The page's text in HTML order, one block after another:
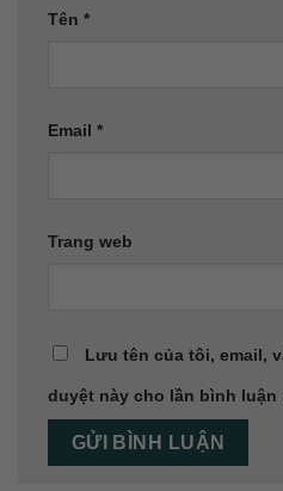
Tên *
Email *
Trang web
Lưu tên của tôi, email,
duyệt này cho lần bình luận